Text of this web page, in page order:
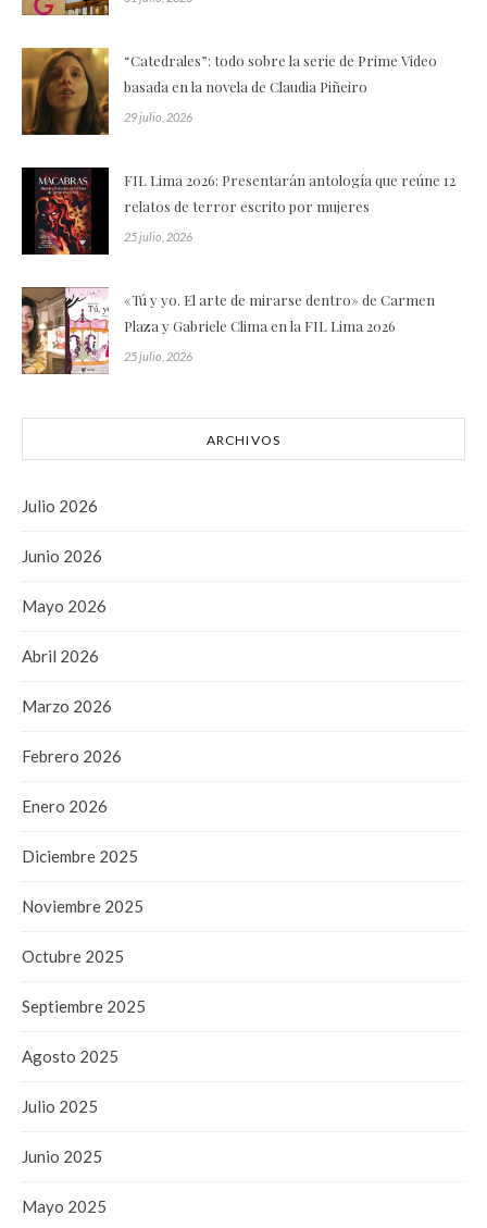
“Catedrales”: todo sobre la serie de Prime Video
basada en la novela de Claudia Piñeiro
29 julio, 2026
FIL Lima 2026: Presentarán antología que reúne 12
relatos de terror escrito por mujeres
25 julio, 2026
«Tú y yo. El arte de mirarse dentro» de Carmen
Plaza y Gabriele Clima en la FIL Lima 2026
25 julio, 2026
ARCHIVOS
Julio 2026
Junio 2026
Mayo 2026
Abril 2026
Marzo 2026
Febrero 2026
Enero 2026
Diciembre 2025
Noviembre 2025
Octubre 2025
Septiembre 2025
Agosto 2025
Julio 2025
Junio 2025
Mayo 2025